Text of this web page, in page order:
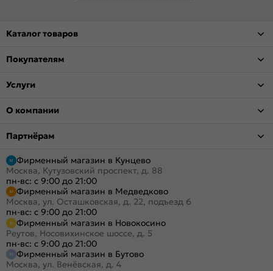
Каталог товаров
Покупателям
Услуги
О компании
Партнёрам
Фирменный магазин в Кунцево
Москва, Кутузовский проспект, д. 88
пн-вс: с 9:00 до 21:00
Фирменный магазин в Медведково
Москва, ул. Осташковская, д. 22, подъезд 6
пн-вс: с 9:00 до 21:00
Фирменный магазин в Новокосино
Реутов, Носовихинское шоссе, д. 5
пн-вс: с 9:00 до 21:00
Фирменный магазин в Бутово
Москва, ул. Венёвская, д. 4